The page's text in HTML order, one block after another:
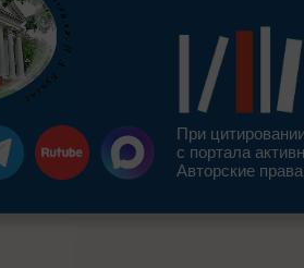
При
с портала
Авторские